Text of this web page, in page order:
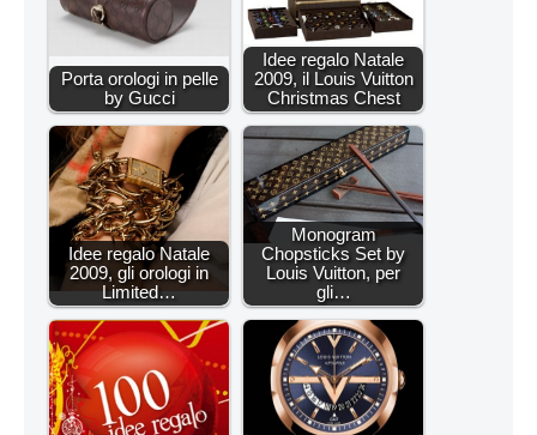
Porta orologi in pelle
by Gucci
Idee regalo Natale
2009, il Louis Vuitton
Christmas Chest
Idee regalo Natale
2009, gli orologi in
Limited…
Monogram
Chopsticks Set by
Louis Vuitton, per
gli…